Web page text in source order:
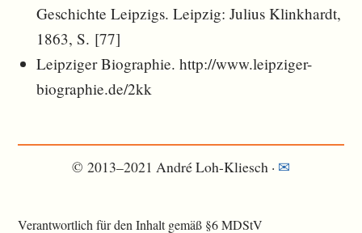
Geschichte Leipzigs. Leipzig: Julius Klinkhardt,
1863, S. [77]
Leipziger Biographie. http://www.leipziger-
biographie.de/2kk
© 2013–2021 André Loh-Kliesch · ✉︎
Verantwortlich für den Inhalt gemäß §6 MDStV